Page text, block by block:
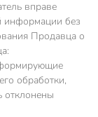
вправе
информации без
Продавца о
обработки,
отклонены